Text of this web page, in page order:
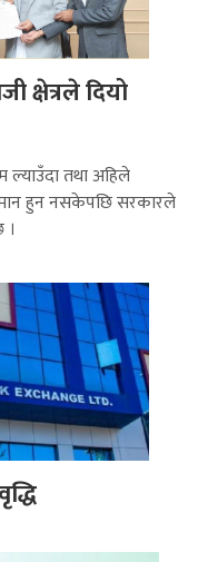
क्षेत्रले दियो
ल्याउँदा तथा अहिले
हुन नसकेपछि सरकारले